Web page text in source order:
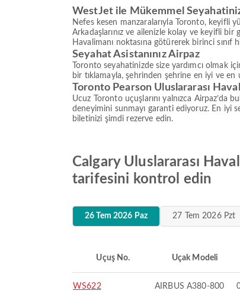
WestJet ile Mükemmel
Nefes kesen manzaralarıyla Toronto, keyifli
Arkadaşlarınız ve ailenizle kolay ve keyifli bir
Havalimanı noktasına götürerek birinci sınıf
Seyahat Asistanınız Airpaz
Toronto seyahatinizde size yardımcı olmak
bir tıklamayla, şehrinden şehrine en iyi ve
Toronto Pearson Uluslararası
Ucuz Toronto uçuşlarını yalnızca
deneyimini sunmayı garanti ediyoruz. En iyi
biletinizi şimdi rezerve edin.
Calgary Uluslararası
tarifesini kontrol edin
26 Tem 2026 Paz 27 Tem 2026 Pzt
Uçuş No. Uçak Modeli
WS622 AIRBUS A380-800